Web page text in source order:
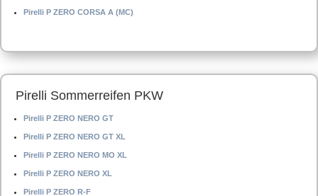
Pirelli P ZERO CORSA A (MC)
Pirelli Sommerreifen PKW
Pirelli P ZERO NERO GT
Pirelli P ZERO NERO GT XL
Pirelli P ZERO NERO MO XL
Pirelli P ZERO NERO XL
Pirelli P ZERO R-F